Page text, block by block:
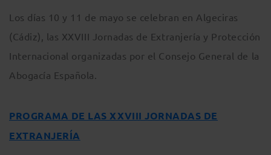
Los días 10 y 11 de mayo se celebran en Algeciras
(Cádiz), las XXVIII Jornadas de Extranjería y Protección
Internacional organizadas por el Consejo General de la
Abogacía Española.
PROGRAMA DE LAS XXVIII JORNADAS DE
EXTRANJERÍA